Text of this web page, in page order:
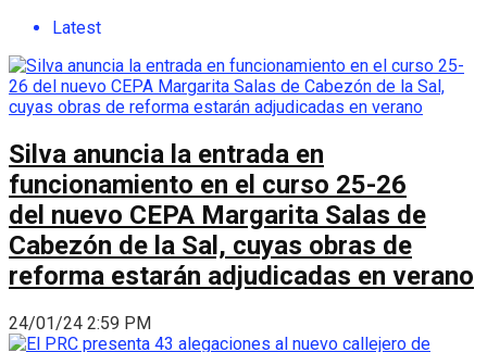
Latest
Silva anuncia la entrada en
funcionamiento en el curso 25-26
del nuevo CEPA Margarita Salas de
Cabezón de la Sal, cuyas obras de
reforma estarán adjudicadas en verano
24/01/24 2:59 PM